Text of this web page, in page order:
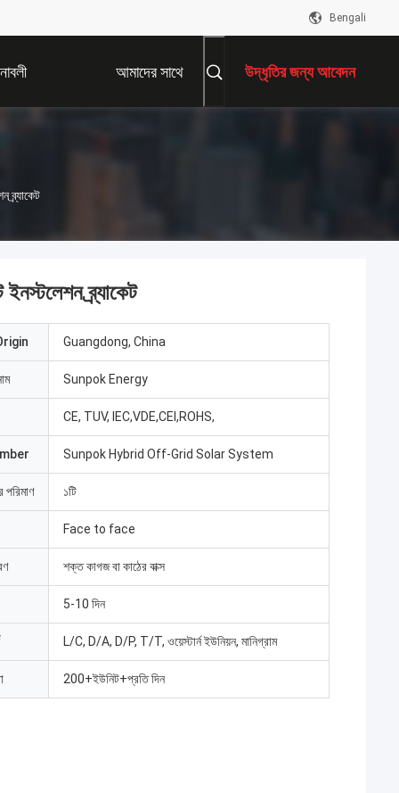
Bengali
আমাদের সাথে উদ্ধৃতির জন্য আবেদন
ব্র্যাকেট
ব্র্যাকেট
Guangdong, China
Sunpok Energy
CE, TUV, IEC,VDE,CEI,ROHS,
Sunpok Hybrid Off-Grid Solar System
পরিমাণ ১টি
Face to face
শক্ত কাগজ বা কাঠের বাক্স
5-10 দিন
L/C, D/A, D/P, T/T, ওয়েস্টার্ন ইউনিয়ন, মানিগ্রাম
200+ইউনিট+প্রতি দিন